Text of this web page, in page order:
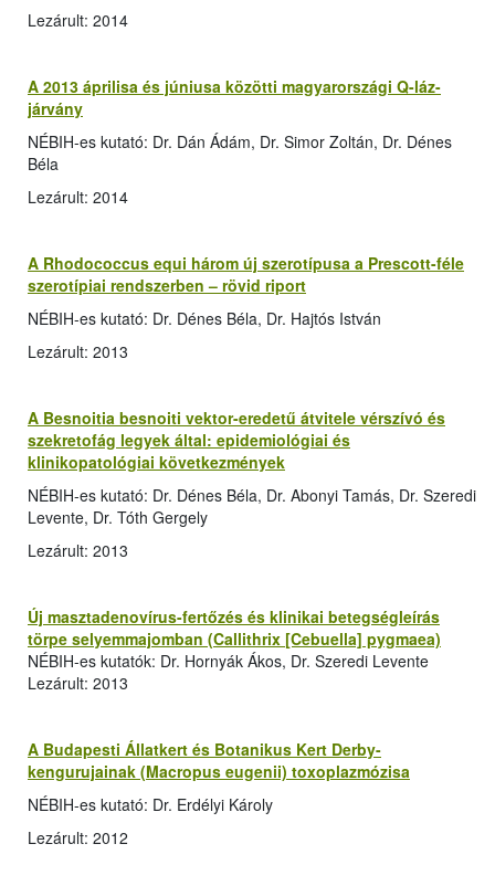
Lezárult: 2014
A 2013 áprilisa és júniusa közötti magyarországi Q-láz-
járvány
NÉBIH-es kutató: Dr. Dán Ádám, Dr. Simor Zoltán, Dr. Dénes
Béla
Lezárult: 2014
A Rhodococcus equi három új szerotípusa a Prescott-féle
szerotípiai rendszerben – rövid riport
NÉBIH-es kutató: Dr. Dénes Béla, Dr. Hajtós István
Lezárult: 2013
A Besnoitia besnoiti vektor-eredetű átvitele vérszívó és
szekretofág legyek által: epidemiológiai és
klinikopatológiai következmények
NÉBIH-es kutató: Dr. Dénes Béla, Dr. Abonyi Tamás, Dr. Szeredi
Levente, Dr. Tóth Gergely
Lezárult: 2013
Új masztadenovírus-fertőzés és klinikai betegségleírás
törpe selyemmajomban (Callithrix [Cebuella] pygmaea)
NÉBIH-es kutatók: Dr. Hornyák Ákos, Dr. Szeredi Levente
Lezárult: 2013
A Budapesti Állatkert és Botanikus Kert Derby-
kengurujainak (Macropus eugenii) toxoplazmózisa
NÉBIH-es kutató: Dr. Erdélyi Károly
Lezárult: 2012